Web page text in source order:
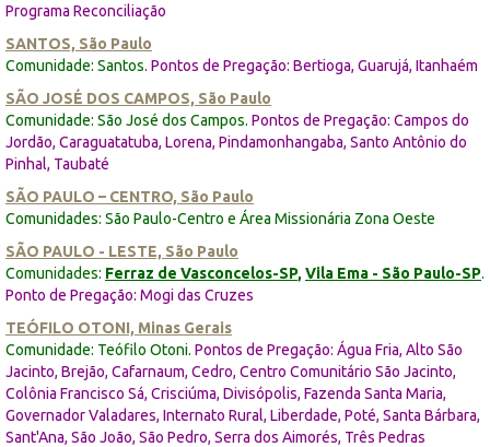
Programa Reconciliação
SANTOS, São Paulo
Comunidade: Santos. Pontos de Pregação: Bertioga, Guarujá, Itanhaém
SÃO JOSÉ DOS CAMPOS, São Paulo
Comunidade: São José dos Campos. Pontos de Pregação: Campos do
Jordão, Caraguatatuba, Lorena, Pindamonhangaba, Santo Antônio do
Pinhal, Taubaté
SÃO PAULO – CENTRO, São Paulo
Comunidades: São Paulo-Centro e Área Missionária Zona Oeste
SÃO PAULO - LESTE, São Paulo
Comunidades: Ferraz de Vasconcelos-SP,Vila Ema - São Paulo-SP.
Ponto de Pregação: Mogi das Cruzes
TEÓFILO OTONI, Minas Gerais
Comunidade: Teófilo Otoni. Pontos de Pregação: Água Fria, Alto São
Jacinto, Brejão, Cafarnaum, Cedro, Centro Comunitário São Jacinto,
Colônia Francisco Sá, Crisciúma, Divisópolis, Fazenda Santa Maria,
Governador Valadares, Internato Rural, Liberdade, Poté, Santa Bárbara,
Sant'Ana, São João, São Pedro, Serra dos Aimorés, Três Pedras